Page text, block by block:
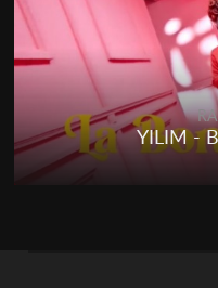
YILIM -